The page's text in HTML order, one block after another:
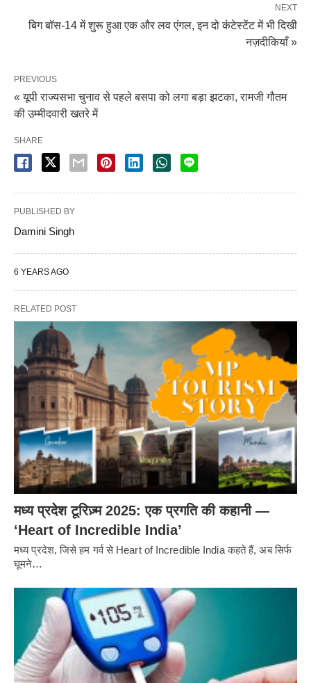
NEXT
बिग बॉस-14 में शुरू हुआ एक और लव एंगल, इन दो कंटेस्टेंट में भी दिखी
नज़दीकियाँ »
PREVIOUS
« यूपी राज्यसभा चुनाव से पहले बसपा को लगा बड़ा झटका, रामजी गौतम
की उम्मीदवारी खतरे में
SHARE
PUBLISHED BY
Damini Singh
6 YEARS AGO
RELATED POST
मध्य प्रदेश टूरिज़्म 2025: एक प्रगति की कहानी —
‘Heart of Incredible India’
मध्य प्रदेश, जिसे हम गर्व से Heart of Incredible India कहते हैं, अब सिर्फ
घूमने…